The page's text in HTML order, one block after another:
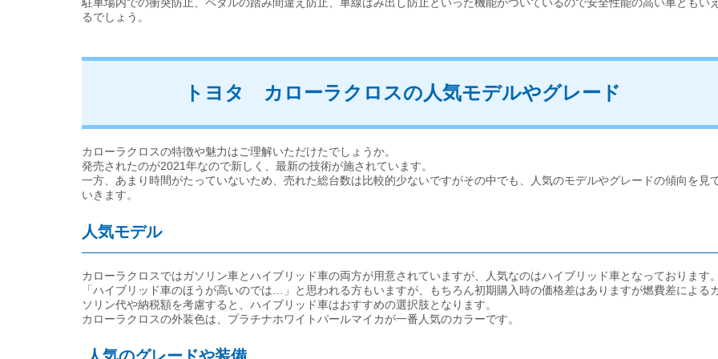
るでしょう。
トヨタ カローラクロスの人気モデルやグレード
カローラクロスの特徴や魅力はご理解いただけたでしょうか。
発売されたのが2021年なので新しく、最新の技術が施されています。
一方、あまり時間がたっていないため、売れた総台数は比較的少ないですがその中でも、人気のモデルやグレードの傾向を見
いきます。
人気モデル
カローラクロスではガソリン車とハイブリッド車の両方が用意されていますが、人気なのはハイブリッド車となっております。
「ハイブリッド車のほうが高いのでは…」と思われる方もいますが、もちろん初期購入時の価格差はありますが燃費差による
ソリン代や納税額を考慮すると、ハイブリッド車はおすすめの選択肢となります。
カローラクロスの外装色は、プラチナホワイトパールマイカが一番人気のカラーです。